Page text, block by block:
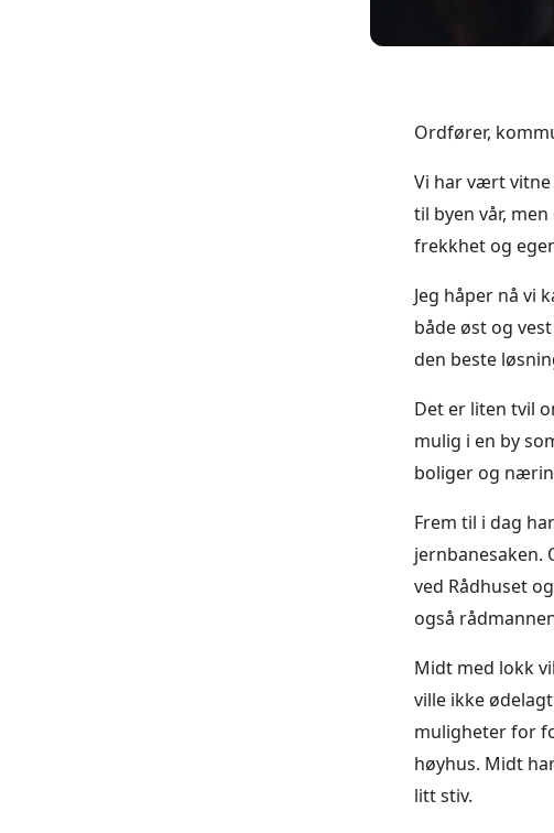
Ordfører,
Vi har vært
til byen vår,
frekkhet og
Jeg håper nå vi
både øst og
den beste
Det er liten tvil
mulig i en by
boliger og
Frem til i dag
jernbanesaken.
ved Rådhuset
også
Midt med lokk
ville ikke
muligheter for
høyhus. Midt
litt stiv.